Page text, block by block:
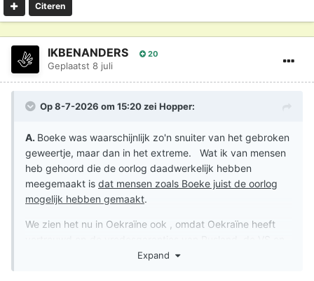
Citeren
IKBENANDERS 20
Geplaatst 8 juli
Op 8-7-2026 om 15:20 zei Hopper:
A. Boeke was waarschijnlijk zo'n snuiter van het gebroken
geweertje, maar dan in het extreme. Wat ik van mensen
heb gehoord die de oorlog daadwerkelijk hebben
meegemaakt is dat mensen zoals Boeke juist de oorlog
mogelijk hebben gemaakt.
We zien het nu in Oekraïne ook , omdat Oekraïne heeft
GB zitten ze in de ellende. Vertrouw de gezanten van
Expand